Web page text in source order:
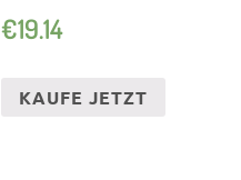
€19.14
KAUFE JETZT